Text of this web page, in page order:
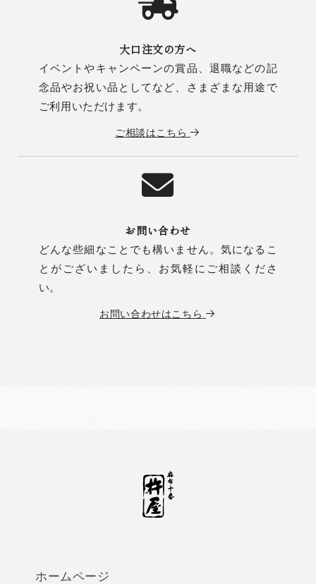
大口注文の方へ
イベントやキャンペーンの賞品、退職などの記
念品やお祝い品としてなど、さまざまな用途で
ご利用いただけます。
ご相談はこちら
お問い合わせ
どんな些細なことでも構いません。気になるこ
とがございましたら、お気軽にご相談くださ
い。
お問い合わせはこちら
ホームページ